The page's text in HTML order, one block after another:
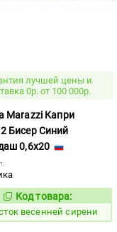
лучшей цены и
0р. от 100 000р.
Marazzi Капри
Бисер Синий
0,6x20
860714
Код товара:
весенней сирени